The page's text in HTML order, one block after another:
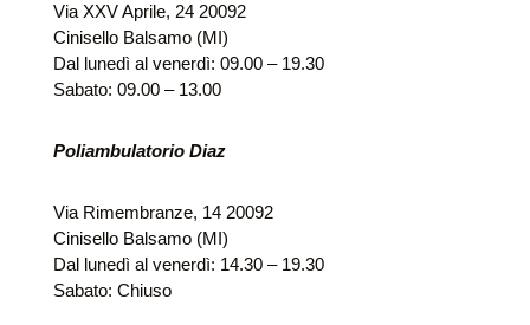
Via XXV Aprile, 24 20092
Cinisello Balsamo (MI)
Dal lunedì al venerdì: 09.00 – 19.30
Sabato: 09.00 – 13.00
Poliambulatorio Diaz
Via Rimembranze, 14 20092
Cinisello Balsamo (MI)
Dal lunedì al venerdì: 14.30 – 19.30
Sabato: Chiuso